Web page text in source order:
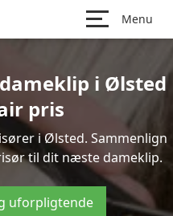
Menu
i Ølsted
pris
i Ølsted. Sammenlign
til dit næste dameklip.
uforpligtende